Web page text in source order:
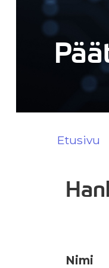
Etusivu
Nimi